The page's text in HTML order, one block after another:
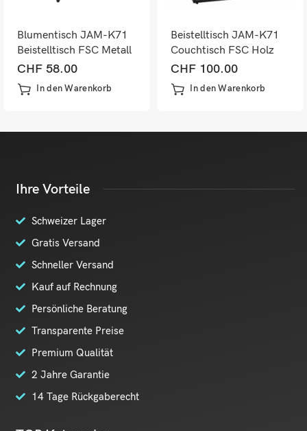
Blumentisch JAM-K71
Beistelltisch FSC Metall
naturfarben 61cm
CHF 58.00
In den Warenkorb
Beistelltisch JAM-K71
Couchtisch FSC Holz
Metall 60x60x60cm
dunkelgrau
CHF 100.00
In den Warenkorb
Ihre Vorteile
Schweizer Lager
Gratis Versand
Schneller Versand
Kauf auf Rechnung
Persönliche Beratung
Transparente Preise
Premium Qualität
2 Jahre Garantie
14 Tage Rückgaberecht